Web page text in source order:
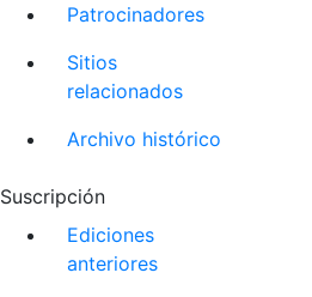
Patrocinadores
Sitios
relacionados
Archivo histórico
Suscripción
Ediciones
anteriores